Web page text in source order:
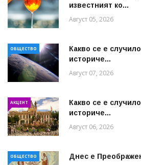
известният ко...
Август 05, 2026
ОБЩЕСТВО
Какво се е
историче...
Август 07, 2026
АКЦЕНТ
Какво се е
историче...
Август 06, 2026
ОБЩЕСТВО Днес е